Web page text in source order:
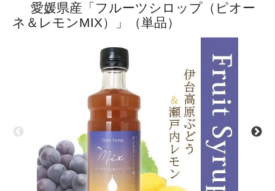
愛媛県産「フルーツシロップ（ピオー
ネ＆レモンMIX）」（単品）